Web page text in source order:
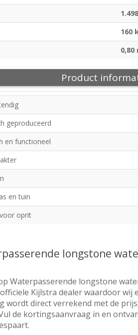
160
0,80
Product
geproduceerd
en functioneel
en tuin
oprit
longstone
Waterpasserende longstone
Kijlstra dealer waardoor
wordt direct verrekend met de
de kortingsaanvraag in en